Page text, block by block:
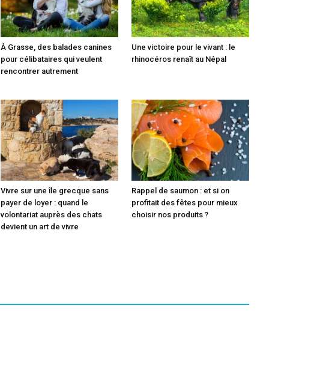
À Grasse, des balades canines
pour célibataires qui veulent
rencontrer autrement
Une victoire pour le vivant : le
rhinocéros renaît au Népal
Vivre sur une île grecque sans
payer de loyer : quand le
volontariat auprès des chats
devient un art de vivre
Rappel de saumon : et si on
profitait des fêtes pour mieux
choisir nos produits ?